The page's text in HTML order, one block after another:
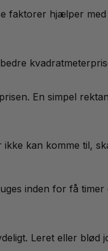
faktorer hjælper
En simpel
kan komme til,
inden for få timer
Leret eller blød